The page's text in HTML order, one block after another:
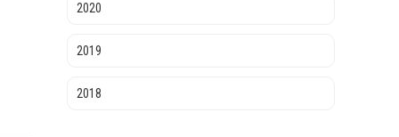
2020
2019
2018